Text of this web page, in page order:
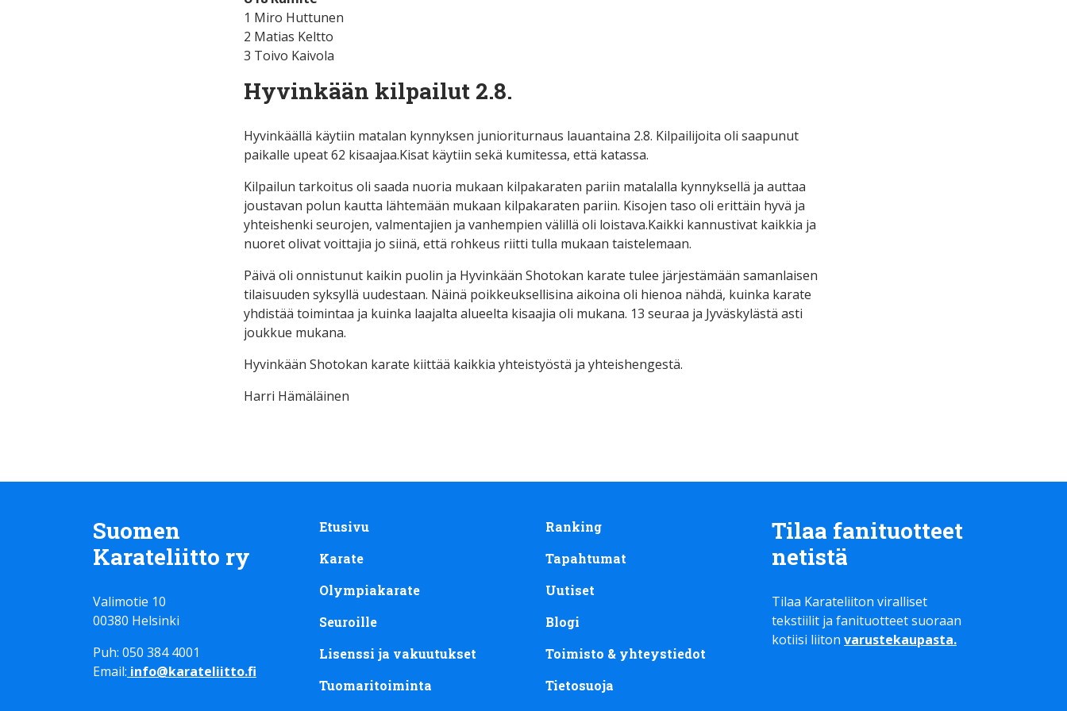
1 Miro Huttunen
2 Matias Keltto
3 Toivo Kaivola
Hyvinkään kilpailut 2.8.
Hyvinkäällä käytiin matalan kynnyksen junioriturnaus lauantaina 2.8. Kilpailijoita oli saapunut
paikalle upeat 62 kisaajaa.Kisat käytiin sekä kumitessa, että katassa.
Kilpailun tarkoitus oli saada nuoria mukaan kilpakaraten pariin matalalla kynnyksellä ja auttaa
joustavan polun kautta lähtemään mukaan kilpakaraten pariin. Kisojen taso oli erittäin hyvä ja
yhteishenki seurojen, valmentajien ja vanhempien välillä oli loistava.Kaikki kannustivat kaikkia ja
nuoret olivat voittajia jo siinä, että rohkeus riitti tulla mukaan taistelemaan.
Päivä oli onnistunut kaikin puolin ja Hyvinkään Shotokan karate tulee järjestämään samanlaisen
tilaisuuden syksyllä uudestaan. Näinä poikkeuksellisina aikoina oli hienoa nähdä, kuinka karate
yhdistää toimintaa ja kuinka laajalta alueelta kisaajia oli mukana. 13 seuraa ja Jyväskylästä asti
joukkue mukana.
Hyvinkään Shotokan karate kiittää kaikkia yhteistyöstä ja yhteishengestä.
Harri Hämäläinen
Suomen
Karateliitto ry
Valimotie 10
00380 Helsinki
Puh: 050 384 4001
Email: info@karateliitto.fi
Etusivu
Karate
Olympiakarate
Seuroille
Lisenssi ja vakuutukset
Tuomaritoiminta
Ranking
Tapahtumat
Uutiset
Blogi
Toimisto & yhteystiedot
Tietosuoja
Tilaa fanituotteet
netistä
Tilaa Karateliiton viralliset
tekstiilit ja fanituotteet suoraan
kotiisi liiton varustekaupasta.